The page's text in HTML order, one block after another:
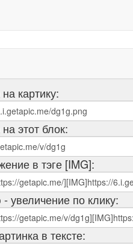
картику:
этот блок:
в тэге [IMG]:
увеличение по клику:
в тексте: